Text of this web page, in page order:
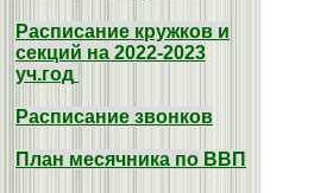
Расписание кружков и
секций на 2022-2023
уч.год
Расписание звонков
План месячника по ВВП